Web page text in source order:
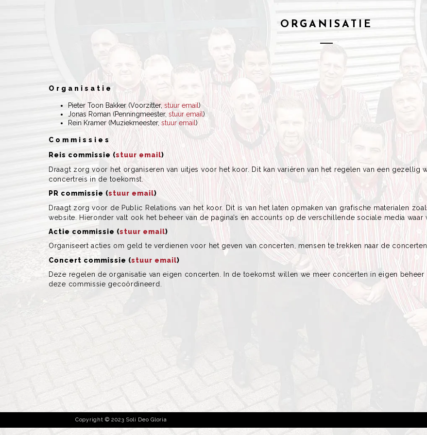
ORGANISATIE
Organisatie
Pieter Toon Bakker (Voorzitter, stuur email )
Jonas Roman (Penningmeester, stuur email )
Rein Kramer (Muziekmeester, stuur email )
Commissies
Reis commissie (stuur email)
Draagt zorg voor het organiseren van uitjes voor het koor. Dit kan variëren van het regelen van een gezellig
concertreis in de toekomst.
PR commissie (stuur email)
Draagt zorg voor de Public Relations van het koor. Dit is van het laten opmaken van grafische materialen
website. Hieronder valt ook het beheer van de pagina’s en accounts op de verschillende sociale media waar
Actie commissie (stuur email)
Organiseert acties om geld te verdienen voor het geven van concerten, mensen te trekken naar de
Concert commissie (stuur email)
Deze regelen de organisatie van eigen concerten. In de toekomst willen we meer concerten in eigen
deze commissie gecoördineerd.
Copyright © 2023 Soli Deo Gloria